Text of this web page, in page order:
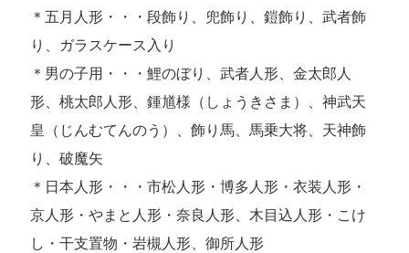
＊五月人形・・・段飾り、兜飾り、鎧飾り、武者飾
り、ガラスケース入り
＊男の子用・・・鯉のぼり、武者人形、金太郎人
形、桃太郎人形、鍾馗様（しょうきさま）、神武天
皇（じんむてんのう）、飾り馬、馬乗大将、天神飾
り、破魔矢
＊日本人形・・・市松人形・博多人形・衣装人形・
京人形・やまと人形・奈良人形、木目込人形・こけ
し・干支置物・岩槻人形、御所人形